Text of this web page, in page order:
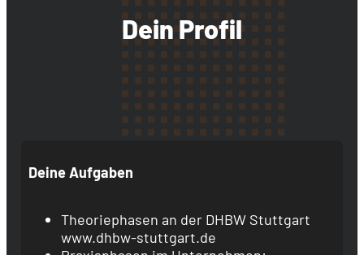
Dein Profil
Deine Aufgaben
Theoriephasen an der DHBW Stuttgart
www.dhbw-stuttgart.de